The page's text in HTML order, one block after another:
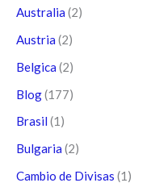
Australia (2)
Austria (2)
Belgica (2)
Blog(177)
Brasil (1)
Bulgaria (2)
Cambio de Divisas (1)